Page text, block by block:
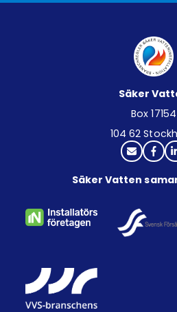
Säker
Box 17154
104 62
Säker Vatten